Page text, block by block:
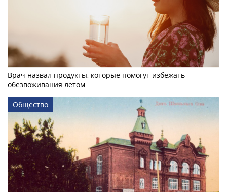
Врач назвал продукты, которые помогут избежать
обезвоживания летом
Общество